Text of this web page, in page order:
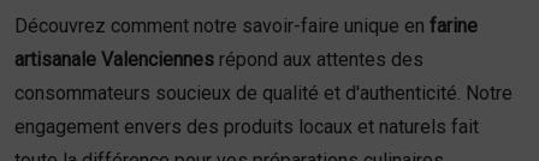
Découvrez comment notre savoir-faire unique en farine
artisanale Valenciennes répond aux attentes des
consommateurs soucieux de qualité et d'authenticité. Notre
engagement envers des produits locaux et naturels fait